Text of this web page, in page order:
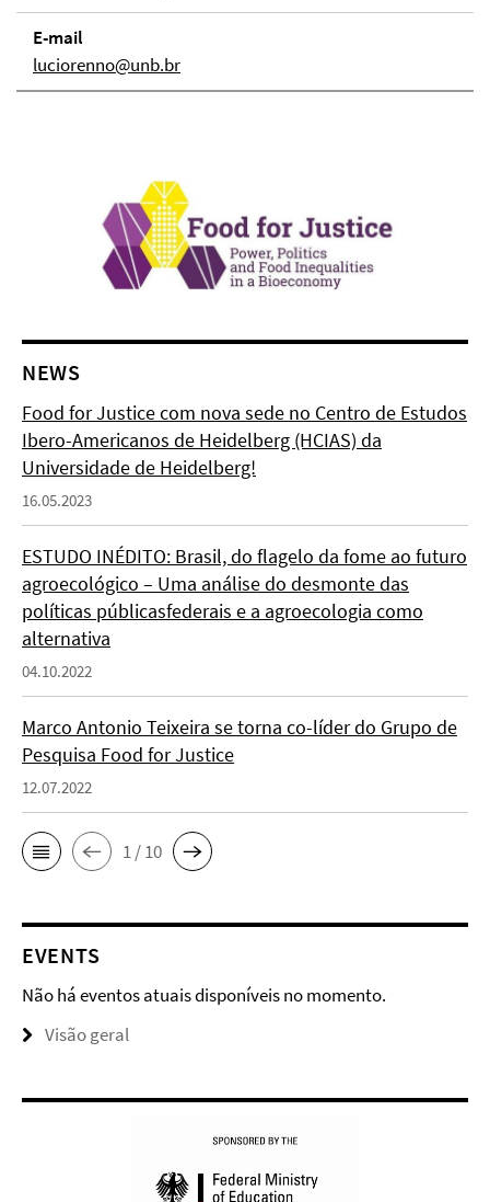
E-mail
luciorenno@unb.br
NEWS
Food for Justice com nova sede no Centro de Estudos
Ibero-Americanos de Heidelberg (HCIAS) da
Universidade de Heidelberg!
16.05.2023
ESTUDO INÉDITO: Brasil, do flagelo da fome ao futuro
agroecológico – Uma análise do desmonte das
políticas públicasfederais e a agroecologia como
alternativa
04.10.2022
Marco Antonio Teixeira se torna co-líder do Grupo de
Pesquisa Food for Justice
12.07.2022
1 / 10
EVENTS
Não há eventos atuais disponíveis no momento.
Visão geral